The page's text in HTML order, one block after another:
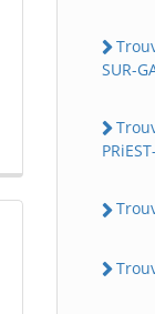
SUR-